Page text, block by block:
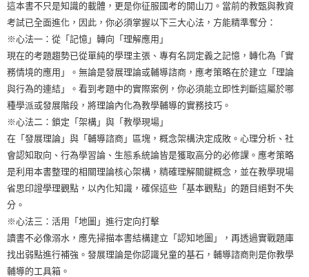
這本書不只是知識的載體，更是你征服國考的開山刀。當前的教甄與教資
考試已全面進化，因此，你必須掌握以下三大心法，方能精準奪分：
※心法一：從「記憶」轉向「理解應用」
現在的考題趨勢已從單純的學理主張、專有名詞定義之記憶，轉化為「實
務情境的應用」。無論是發展理論或輔導諮商，應考策略在於建立「理論
與行為的連結」。看到考題中的實際案例，你必須能立即性判斷這屬於哪
種學派或發展階段，將理論內化為教學輔導的實務技巧。
※心法二：鎖定「架構」與「教學現場」
在「發展理論」與「輔導諮商」區塊，概念架構決定成敗。心理分析、社
會認知取向、行為學習論、生態系統論皆是獲取高分的必修課。應考策略
是利用本書整理的相關理論核心架構，精確理解關鍵概念，並在教學現場
省思印證學理觀點，以內化知識，確保這些「基本觀點」的題目絕對不失
分。
※心法三：活用「地圖」進行定向打擊
讀書不必像溺水，應先掃描本書結構建立「認知地圖」，再透過實戰題庫
找出弱點進行補強。發展理論是你認識兒童的基石，輔導諮商則是你教學
輔導的工具箱。